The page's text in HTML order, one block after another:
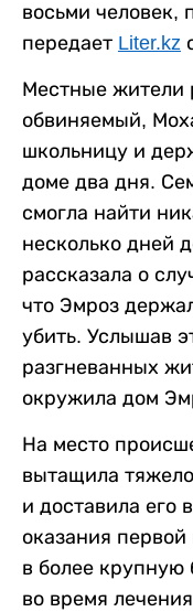
восьми человек,
передает Liter.kz
Местные жители
обвиняемый,
школьницу и
доме два дня.
смогла найти
несколько дней
рассказала о
что Эмроз
убить. Услышав
разгневанных
окружила дом
На место
вытащила
и доставила его
оказания
в более крупную
во время